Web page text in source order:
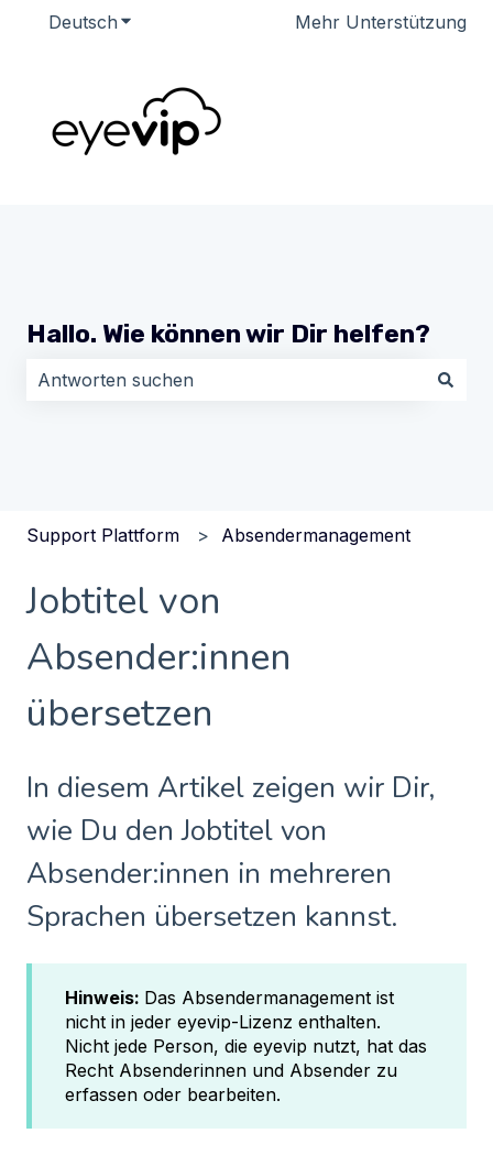
Deutsch Untermenü für Übersetzungen anzeigen
Mehr Unterstützung
Hallo. Wie können wir Dir helfen?
Support Plattform Absendermanagement
Jobtitel von
Absender:innen
übersetzen
In diesem Artikel zeigen wir Dir,
wie Du den Jobtitel von
Absender:innen in mehreren
Sprachen übersetzen kannst.
Hinweis: Das Absendermanagement ist
nicht in jeder eyevip-Lizenz enthalten.
Nicht jede Person, die eyevip nutzt, hat das
Recht Absenderinnen und Absender zu
erfassen oder bearbeiten.